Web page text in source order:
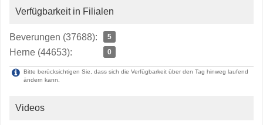
Verfügbarkeit in Filialen
Beverungen (37688): 5
Herne (44653): 0
Bitte berücksichtigen Sie, dass sich die Verfügbarkeit über den Tag hinweg laufend
ändern kann.
Videos